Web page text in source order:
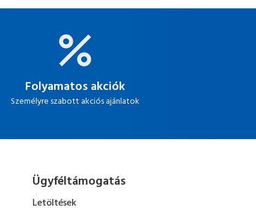
Folyamatos akciók
Személyre szabott akciós ajánlatok
Ügyféltámogatás
Letöltések